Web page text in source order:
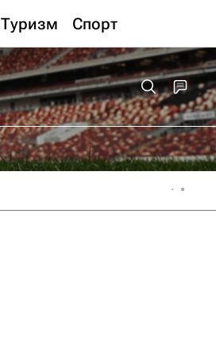
Туризм Спорт